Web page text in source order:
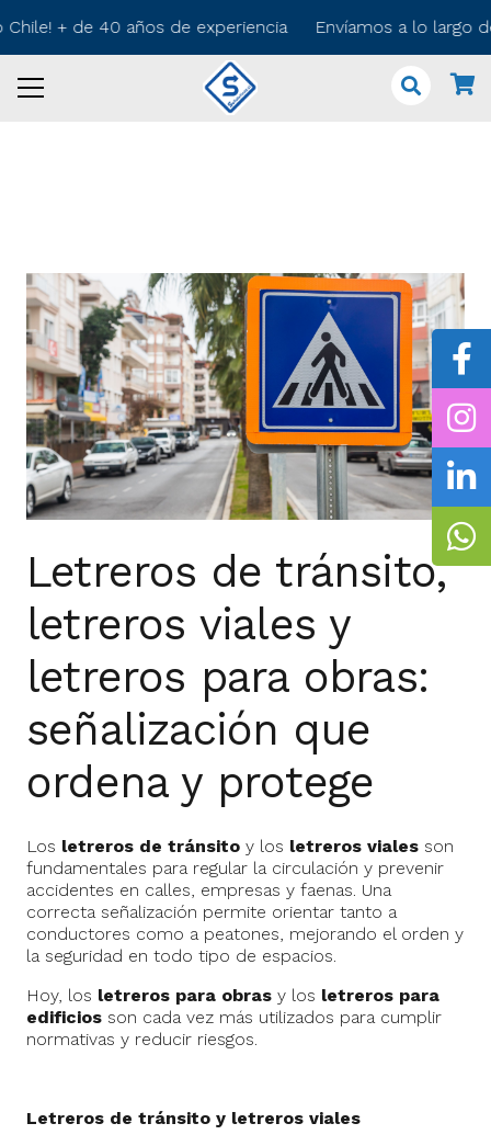
+ de 40 años de experiencia Envíamos a lo largo
Letreros de tránsito,
letreros viales y
letreros para obras:
señalización que
ordena y protege
Los letreros de tránsito y los letreros viales son
fundamentales para regular la circulación y prevenir
accidentes en calles, empresas y faenas. Una
correcta señalización permite orientar tanto a
conductores como a peatones, mejorando el orden y
la seguridad en todo tipo de espacios.
Hoy, los letreros para obras y los letreros para
edificios son cada vez más utilizados para cumplir
normativas y reducir riesgos.
Letreros de tránsito y letreros viales